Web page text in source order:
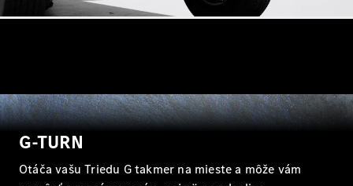
SUV
Mercedes-
Maybach
EQS SUV
GLA
GLA
G-TURN
Otáča vašu Triedu G takmer na mieste a môže vám